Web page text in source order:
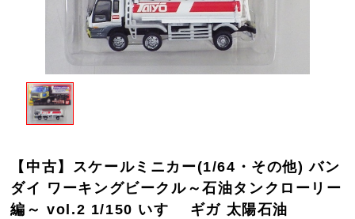
【中古】スケールミニカー(1/64・その他) バン
ダイ ワーキングビークル～石油タンクローリー
編～ vol.2 1/150 いすゞ ギガ 太陽石油